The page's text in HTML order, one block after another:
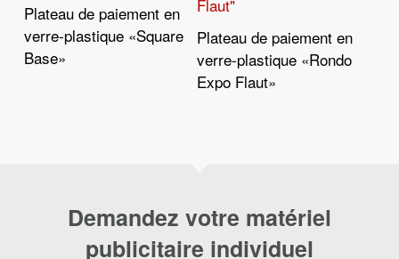
Lire La Suite
Plateau de paiement en
verre-plastique «Square
Base»
Lire La Suite
Plateau de paiement en
verre-plastique «Rondo
Expo Flaut»
Demandez votre matériel
publicitaire individuel